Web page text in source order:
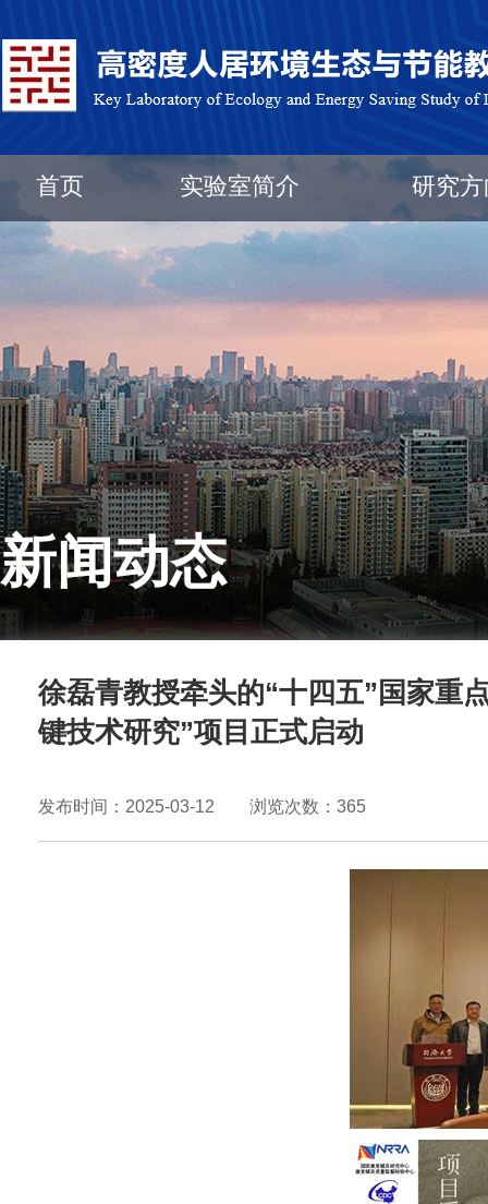
首页 实验室简介 研究
新闻动态
徐磊青教授牵头的“十四五”国家重
键技术研究”项目正式启动
发布时间：2025-03-12 浏览次数： 365